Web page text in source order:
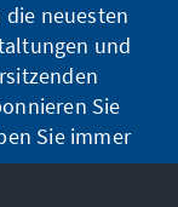
die neuesten
und
Sie
Sie immer